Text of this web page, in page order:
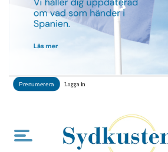
Prenumerera Logga in